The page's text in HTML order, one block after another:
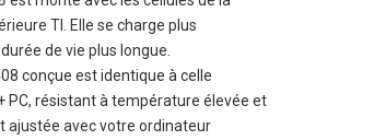
TI. Elle se charge plus
de vie plus longue.
conçue est identique à celle
PC, résistant à température élevée et
ajustée avec votre ordinateur